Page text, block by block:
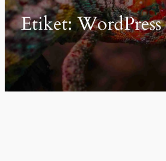
Etiket:WordPress